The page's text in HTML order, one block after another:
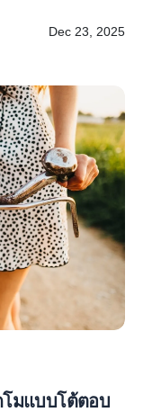
Dec 23, 2025
โมแบบโต้ตอบ